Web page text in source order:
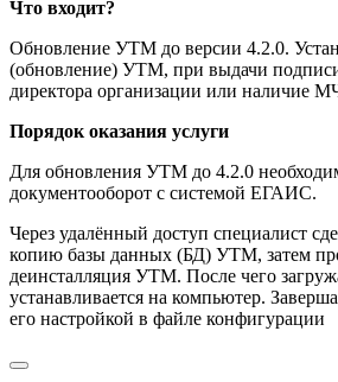
Что входит?
Обновление УТМ до версии 4.2.0.
(обновление) УТМ, при выдачи
директора организации или наличие
Порядок оказания услуги
Для обновления УТМ до 4.2.0
документооборот с системой ЕГАИС.
Через удалённый доступ специалист
копию базы данных (БД) УТМ, затем
деинсталляция УТМ. После чего
устанавливается на компьютер.
его настройкой в файле конфигурации